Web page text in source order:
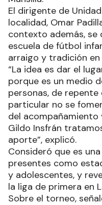
El dirigente de
localidad, Omar
contexto además, se
escuela de fútbol
arraigo y tradición en
“La idea es dar el
porque es un medio
personas, de repente
particular no se
del
Gildo Insfrán
aporte”, explicó.
Consideró que es
presentes como
y adolescentes, y
la liga de primera en
Sobre el torneo,